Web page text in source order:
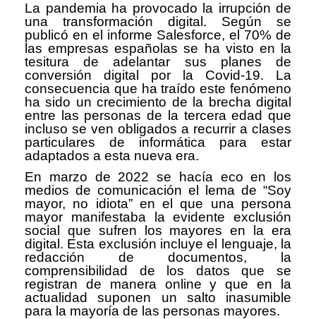
La pandemia ha provocado la irrupción de
una transformación digital. Según se
publicó en el informe Salesforce, el 70% de
las empresas españolas se ha visto en la
tesitura de adelantar sus planes de
conversión digital por la Covid-19. La
consecuencia que ha traído este fenómeno
ha sido un crecimiento de la brecha digital
entre las personas de la tercera edad que
incluso se ven obligados a recurrir a clases
particulares de informática para estar
adaptados a esta nueva era.
En marzo de 2022 se hacía eco en los
medios de comunicación el lema de “Soy
mayor, no idiota” en el que una persona
mayor manifestaba la evidente exclusión
social que sufren los mayores en la era
digital. Esta exclusión incluye el lenguaje, la
redacción de documentos, la
comprensibilidad de los datos que se
registran de manera online y que en la
actualidad suponen un salto inasumible
para la mayoría de las personas mayores.